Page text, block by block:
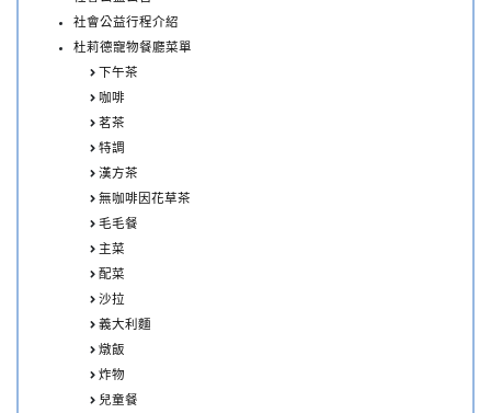
社會公益行程介紹
杜莉德寵物餐廳菜單
下午茶
咖啡
茗茶
特調
漢方茶
無咖啡因花草茶
毛毛餐
主菜
配菜
沙拉
義大利麵
燉飯
炸物
兒童餐